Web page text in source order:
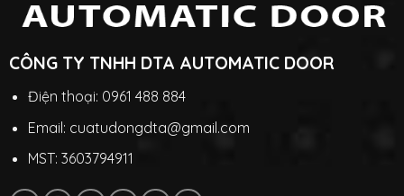
CÔNG TY TNHH DTA AUTOMATIC DOOR
Điện thoại: 0961 488 884
Email: cuatudongdta@gmail.com
MST: 3603794911